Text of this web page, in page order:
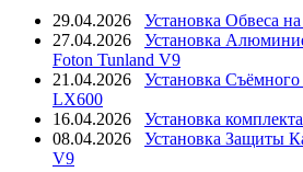
29.04.2026
Установка Обвеса
27.04.2026
Установка
Foton Tunland V9
21.04.2026
Установка
LX600
16.04.2026
Установка
08.04.2026
Установка Защиты
V9